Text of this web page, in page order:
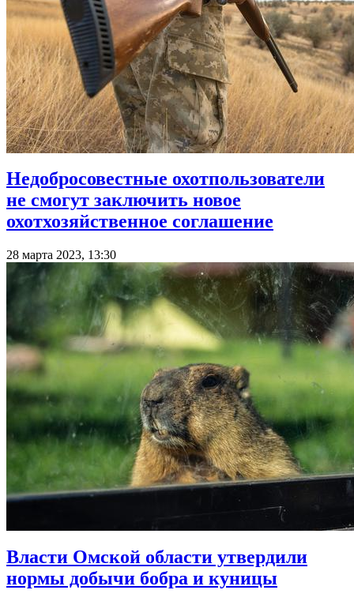
Недобросовестные охотпользователи
не смогут заключить новое
охотхозяйственное соглашение
28 марта 2023, 13:30
Власти Омской области утвердили
нормы добычи бобра и куницы